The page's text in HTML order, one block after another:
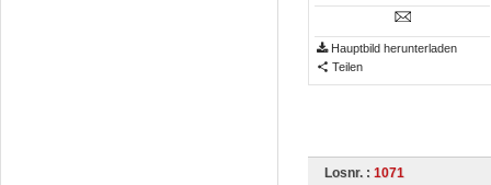
Hauptbild herunterladen
Teilen
Losnr. : 1071